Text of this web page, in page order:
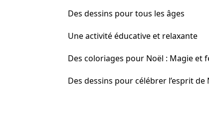
Des dessins pour tous les âges
Une activité éducative et relaxante
Des coloriages pour Noël : Magie et
Des dessins pour célébrer l’esprit de